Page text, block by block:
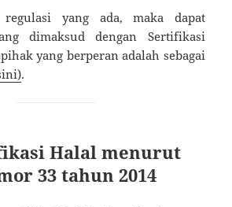
regulasi yang ada, maka dapat
dimaksud dengan Sertifikasi
yang berperan adalah sebagai
.
Halal menurut
33 tahun 2014